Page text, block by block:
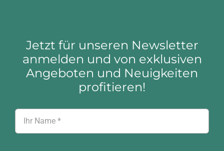
Jetzt für unseren Newsletter
anmelden und von exklusiven
Angeboten und Neuigkeiten
profitieren!